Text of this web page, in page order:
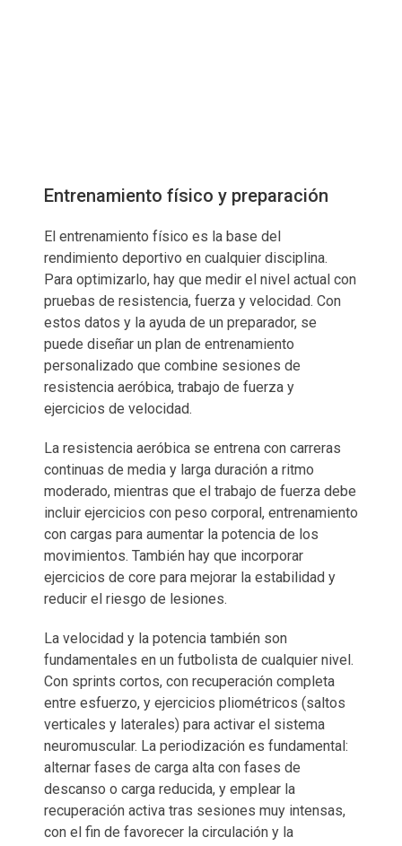
Entrenamiento físico y preparación
El entrenamiento físico es la base del
rendimiento deportivo en cualquier disciplina.
Para optimizarlo, hay que medir el nivel actual con
pruebas de resistencia, fuerza y velocidad. Con
estos datos y la ayuda de un preparador, se
puede diseñar un plan de entrenamiento
personalizado que combine sesiones de
resistencia aeróbica, trabajo de fuerza y
ejercicios de velocidad.
La resistencia aeróbica se entrena con carreras
continuas de media y larga duración a ritmo
moderado, mientras que el trabajo de fuerza debe
incluir ejercicios con peso corporal, entrenamiento
con cargas para aumentar la potencia de los
movimientos. También hay que incorporar
ejercicios de core para mejorar la estabilidad y
reducir el riesgo de lesiones.
La velocidad y la potencia también son
fundamentales en un futbolista de cualquier nivel.
Con sprints cortos, con recuperación completa
entre esfuerzo, y ejercicios pliométricos (saltos
verticales y laterales) para activar el sistema
neuromuscular. La periodización es fundamental:
alternar fases de carga alta con fases de
descanso o carga reducida, y emplear la
recuperación activa tras sesiones muy intensas,
con el fin de favorecer la circulación y la